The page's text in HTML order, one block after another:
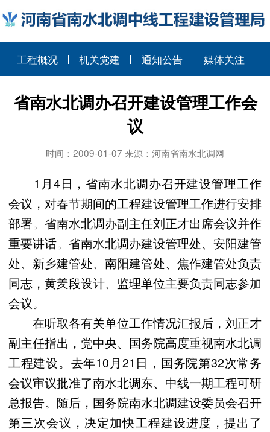
工程概况 机关党建 通知公告 媒体关注
省南水北调办召开建设管理工作会
议
时间：2009-01-07 来源：河南省南水北调网
1月4日，省南水北调办召开建设管理工作
会议，对春节期间的工程建设管理工作进行安排
部署。省南水北调办副主任刘正才出席会议并作
重要讲话。省南水北调办建设管理处、安阳建管
处、新乡建管处、南阳建管处、焦作建管处负责
同志，黄羑段设计、监理单位主要负责同志参加
会议。
在听取各有关单位工作情况汇报后，刘正才
副主任指出，党中央、国务院高度重视南水北调
工程建设。去年10月21日，国务院第32次常务
会议审议批准了南水北调东、中线一期工程可研
总报告。随后，国务院南水北调建设委员会召开
第三次会议，决定加快工程建设进度，提出了